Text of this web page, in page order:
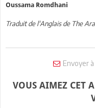
Oussama Romdhani
Traduit de l'Anglais de The
Envoyer
VOUS AIMEZ CET